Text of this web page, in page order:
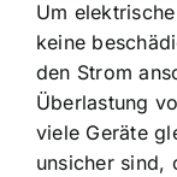
Um
keine
den Strom
Überlastung
viele Geräte
unsicher sind,